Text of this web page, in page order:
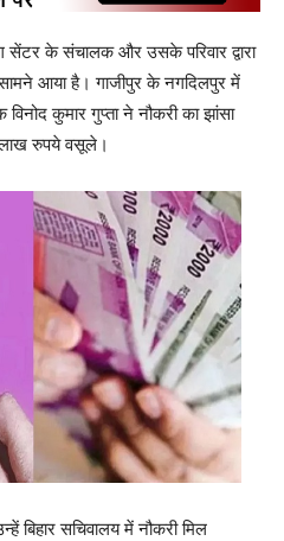
सेंटर के संचालक और उसके परिवार द्वारा
आया है। गाजीपुर के नगदिलपुर में
कुमार गुप्ता ने नौकरी का झांसा
रुपये वसूले।
बिहार सचिवालय में नौकरी मिल